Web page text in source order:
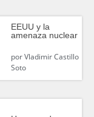
EEUU y la
amenaza nuclear
porVladimir Castillo
Soto